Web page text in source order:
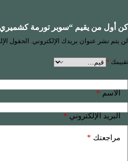
كن أول من يقيم “سوبر تورمة
لن يتم نشر عنوان بريدك الإلكتروني. الحقول
تقييمك *
الاسم*
البريد الإلكتروني*
مراجعتك *